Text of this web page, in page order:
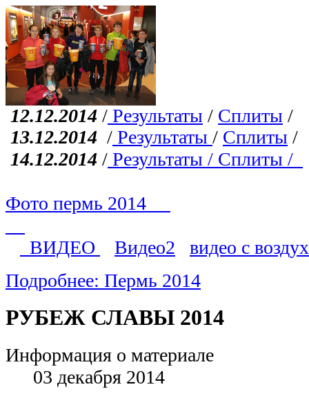
12.12.2014 / Результаты / Сплиты /
13.12.2014 / Результаты / Сплиты /
14.12.2014 / Результаты / Сплиты /
Фото пермь 2014
ВИДЕО Видео2
видео с
Подробнее: Пермь 2014
РУБЕЖ СЛАВЫ 2014
Информация о материале
03 декабря 2014